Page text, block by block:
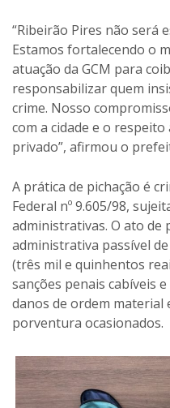
“Ribeirão Pires não será
Estamos fortalecendo o
atuação da GCM para
responsabilizar quem
crime. Nosso
com a cidade e o
privado”, afirmou o
A prática de pichação é
Federal nº 9.605/98,
administrativas. O ato de
administrativa passível
(três mil e quinhentos
sanções penais cabíveis
danos de ordem material
porventura ocasionados.